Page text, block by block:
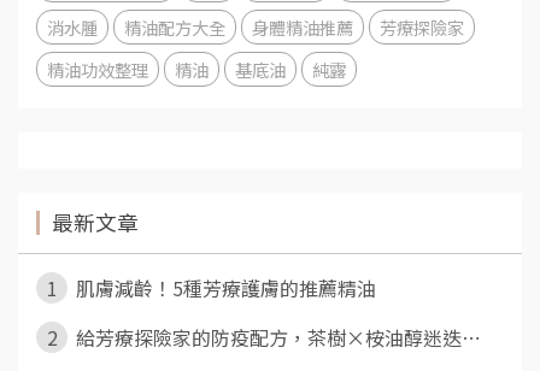
消水腫
精油配方大全 身體精油推薦
芳療探險家
精油功效整理
精油 基底油 純露
最新文章
1
肌膚減齡！5種芳療護膚的推薦精油
2
給芳療探險家的防疫配方，茶樹×桉油醇迷迭⋯